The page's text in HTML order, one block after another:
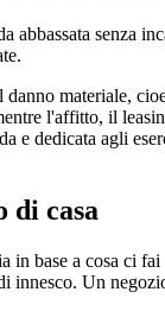
senza
materiale,
l'affitto, il
dedicata agli
di casa
base a cosa ci
Un